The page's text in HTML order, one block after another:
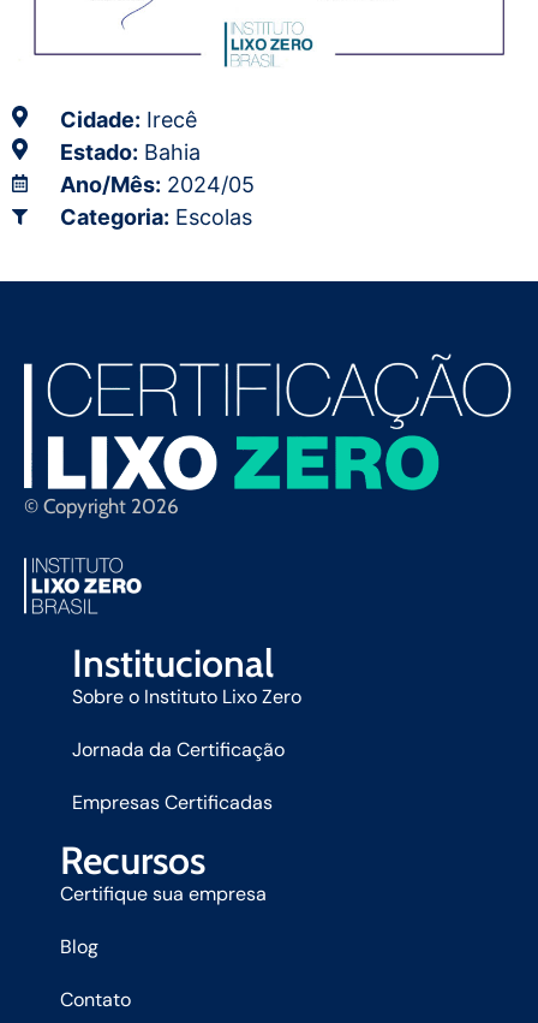
Cidade: Irecê
Estado: Bahia
Ano/Mês: 2024/05
Categoria: Escolas
© Copyright 2026
Institucional
Sobre o Instituto Lixo Zero
Jornada da Certificação
Empresas Certificadas
Recursos
Certifique sua empresa
Blog
Contato